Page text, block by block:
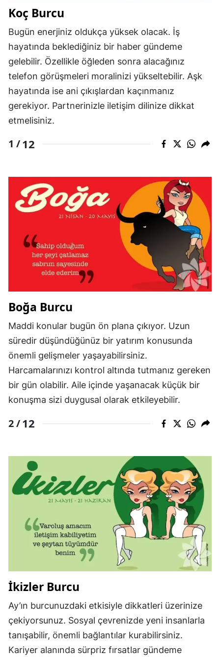
Koç Burcu
Bugün enerjiniz oldukça yüksek olacak. İş
hayatında beklediğiniz bir haber gündeme
gelebilir. Özellikle öğleden sonra alacağınız
telefon görüşmeleri moralinizi yükseltebilir. Aşk
hayatında ise ani çıkışlardan kaçınmanız
gerekiyor. Partnerinizle iletişim dilinize dikkat
etmelisiniz.
1 /12
Boğa Burcu
Maddi konular bugün ön plana çıkıyor. Uzun
süredir düşündüğünüz bir yatırım konusunda
önemli gelişmeler yaşayabilirsiniz.
Harcamalarınızı kontrol altında tutmanız gereken
bir gün olabilir. Aile içinde yaşanacak küçük bir
konuşma sizi duygusal olarak etkileyebilir.
2 /12
İkizler Burcu
Ay’ın burcunuzdaki etkisiyle dikkatleri üzerinize
çekiyorsunuz. Sosyal çevrenizde yeni insanlarla
tanışabilir, önemli bağlantılar kurabilirsiniz.
Kariyer alanında sürpriz fırsatlar gündeme